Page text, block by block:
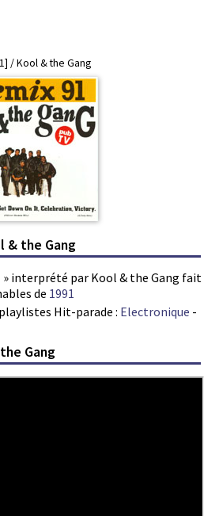
/ Kool & the Gang
& the Gang
» interprété par Kool & the Gang fait
de 1991
Hit-parade : Electronique -
Gang